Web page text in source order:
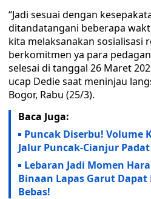
“Jadi sesuai dengan
ditandatangani beberapa
kita melaksanakan sosialisasi
berkomitmen ya para
selesai di tanggal 26 Maret
ucap Dedie saat meninjau
Bogor, Rabu (25/3).
Baca Juga:
Puncak Diserbu! Volume
Jalur Puncak-Cianjur
Lebaran Jadi Momen
Binaan Lapas Garut Dapat
Bebas!